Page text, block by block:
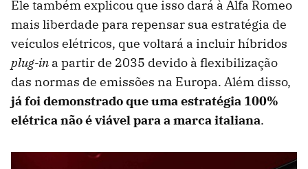
Ele também explicou que isso dará à Alfa Romeo
mais liberdade para repensar sua estratégia de
veículos elétricos, que voltará a incluir híbridos
plug-in a partir de 2035 devido à flexibilização
das normas de emissões na Europa. Além disso,
já foi demonstrado que uma estratégia 100%
elétrica não é viável para a marca italiana.